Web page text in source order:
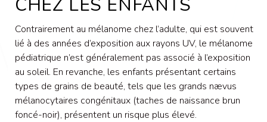
CHEZ LES ENFANTS
Contrairement au mélanome chez l’adulte, qui est souvent
lié à des années d’exposition aux rayons UV, le mélanome
pédiatrique n’est généralement pas associé à l’exposition
au soleil. En revanche, les enfants présentant certains
types de grains de beauté, tels que les grands nævus
mélanocytaires congénitaux (taches de naissance brun
foncé-noir), présentent un risque plus élevé.